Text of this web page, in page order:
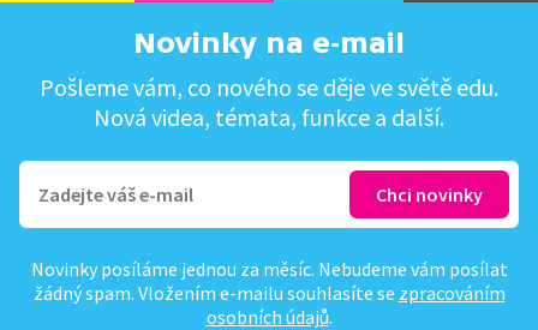
Novinky na e-mail
Pošleme vám, co nového se děje ve světě edu.
Nová videa, témata, funkce a další.
Novinky posíláme jednou za měsíc. Nebudeme vám posílat
žádný spam. Vložením e-mailu souhlasíte se zpracováním
osobních údajů.